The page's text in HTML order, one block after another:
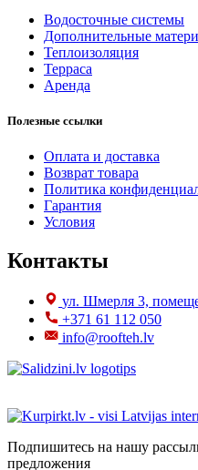
Водосточные системы
Дополнительные
Теплоизоляция
Терраса
Аренда
Полезные ссылки
Оплата и доставка
Возврат товара
Политика
Гарантия
Условия
Контакты
ул. Шмерля 3,
+371 61 112 050
info@roofteh.lv
Подпишитесь на нашу
предложения